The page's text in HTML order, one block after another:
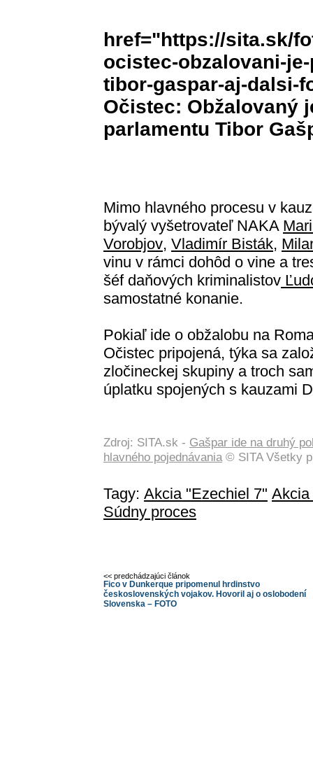
href="https://sita.sk/
ocistec-obzalovani-
tibor-gaspar-aj-dalsi-
Očistec: Obžalovaný
parlamentu Tibor
Mimo hlavného procesu v
bývalý vyšetrovateľ NAKA
Vorobjov, Vladimír Bisták,
vinu v rámci dohôd o vine a
šéf daňových kriminalistov
samostatné konanie.
Pokiaľ ide o obžalobu na
Očistec pripojená, týka sa
zločineckej skupiny a troch
úplatku spojených s kauzami
Zdroj: SITA.sk - Gašpar ide na druhý
hlavného pojednávania© SITA Všetky
Tagy: Akcia "Ezechiel 7" Akcia
Súdny proces
<< predchádzajúci článok
Fico v Dunkerque pripomenul hrdinstvo
československých vojakov. Hovoril aj o oslobodení
Slovenska – FOTO